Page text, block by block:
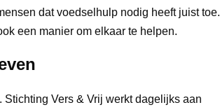
dat voedselhulp nodig heeft juist toe.
een manier om elkaar te helpen.
Vers & Vrij werkt dagelijks aan